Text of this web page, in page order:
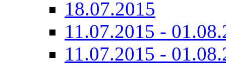
18.07.2015
11.07.2015 -
11.07.2015 -